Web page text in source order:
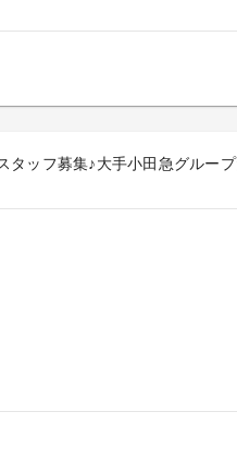
タッフ募集♪大手小田急グルー